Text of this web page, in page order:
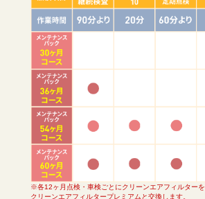
※各12ヶ月点検・車検ごとにクリーンエアフィルターを
クリーンエアフィルタープレミアムと交換します。